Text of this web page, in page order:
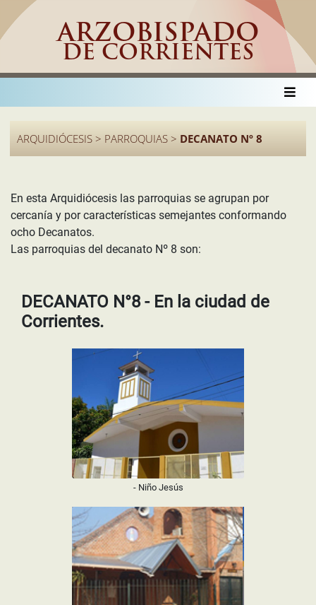
ARZOBISPADO
DE CORRIENTES
ARQUIDIÓCESIS > PARROQUIAS > DECANATO Nº 8
En esta Arquidiócesis las parroquias se agrupan por
cercanía y por características semejantes conformando
ocho Decanatos.
Las parroquias del decanato Nº 8 son:
DECANATO N°8 - En la ciudad de
Corrientes.
- Niño Jesús